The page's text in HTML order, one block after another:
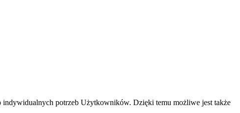
indywidualnych potrzeb Użytkowników. Dzięki temu możliwe jest także